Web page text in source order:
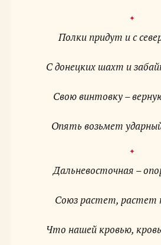
Полки придут и с
С донецких шахт и
Свою винтовку –
Опять возьмет
Дальневосточная –
Союз растет, растет
Что нашей кровью,